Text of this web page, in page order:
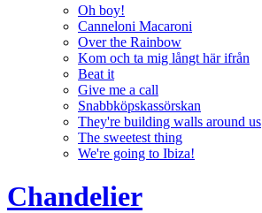
Oh boy!
Canneloni Macaroni
Over the Rainbow
Kom och ta mig långt här ifrån
Beat it
Give me a call
Snabbköpskassörskan
They're building walls around us
The sweetest thing
We're going to Ibiza!
Chandelier